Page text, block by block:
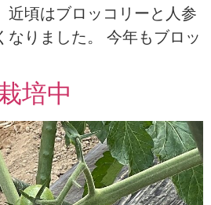
近頃はブロッコリーと人参
なりました。 今年もブロッ
培中